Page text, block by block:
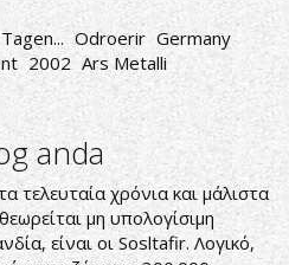
Odroerir Germany
2002 Ars Metalli
anda
τελευταία χρόνια και μάλιστα
μη υπολογίσιμη
είναι οι Sosltafir. Λογικό,